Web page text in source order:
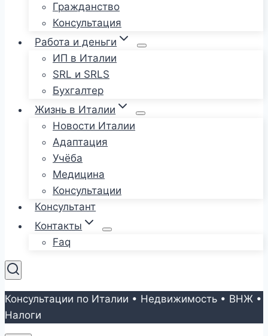
Гражданство
Консультация
Работа и деньги
ИП в Италии
SRL и SRLS
Бухгалтер
Жизнь в Италии
Новости Италии
Адаптация
Учёба
Медицина
Консультации
Консультант
Контакты
Faq
Консультации по Италии • Недвижимость • ВНЖ •
Налоги